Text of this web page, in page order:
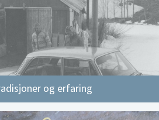
og erfaring